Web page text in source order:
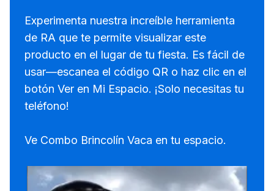
Experimenta nuestra increíble herramienta
de RA que te permite visualizar este
producto en el lugar de tu fiesta. Es fácil de
usar—escanea el código QR o haz clic en el
botón Ver en Mi Espacio. ¡Solo necesitas tu
teléfono!
Ve Combo Brincolín Vaca en tu espacio.